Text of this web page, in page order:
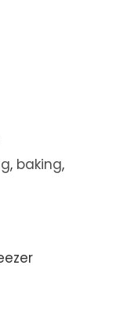
, baking,